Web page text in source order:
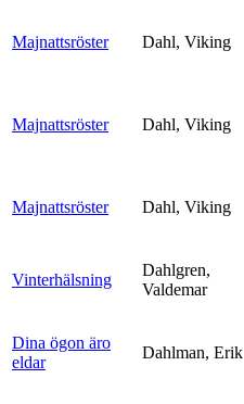
Majnattsröster Dahl, Viking
Majnattsröster Dahl, Viking
Majnattsröster Dahl, Viking
Vinterhälsning
Dahlgren,
Valdemar
Dina ögon äro
eldar
Dahlman, Erik